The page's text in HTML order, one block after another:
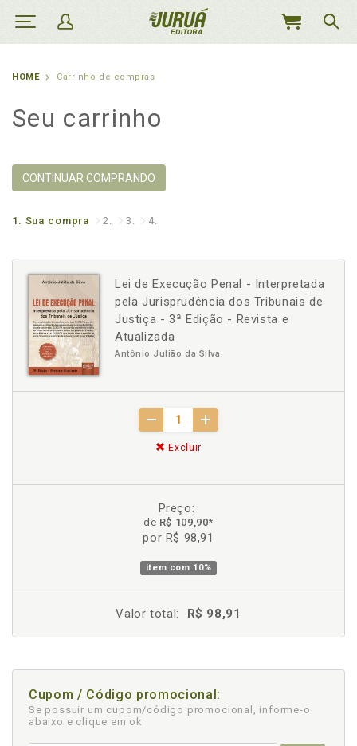
MEU
HOME Carrinho de compras
Seu carrinho
CONTINUAR COMPRANDO
1. Sua compra 2. 3. 4.
Lei de Execução Penal - Interpretada
pela Jurisprudência dos Tribunais de
Justiça - 3ª Edição - Revista e
Atualizada
Antônio Julião da Silva
Excluir
Preço:
deR$ 109,90*
por R$ 98,91
item com 10%
Valor total: R$ 98,91
Cupom / Código promocional:
Se possuir um cupom/código promocional, informe-o
abaixo e clique em ok